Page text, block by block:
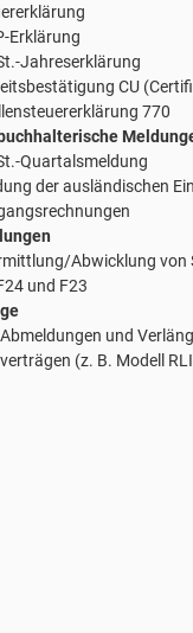
Erklärung
Jahreserklärung
CU
770
Quartalsmeldung
der ausländischen
Abwicklung von
und F23
und
(z. B. Modell